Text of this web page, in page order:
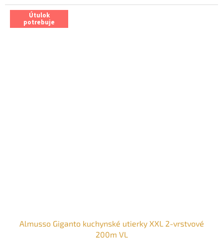
Útulok
potrebuje
Almusso Giganto kuchynské utierky XXL 2-vrstvové
200m VL